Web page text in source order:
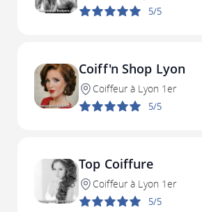
5/5
Coiff'n Shop Lyon
Coiffeur à Lyon 1er
5/5
Top Coiffure
Coiffeur à Lyon 1er
5/5